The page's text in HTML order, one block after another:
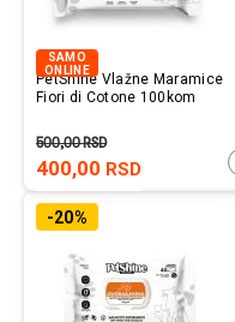
SAMO
ONLINE
PetShine Vlažne Maramice
Fiori di Cotone 100kom
400,00 RSD
500,00RSD
-20%